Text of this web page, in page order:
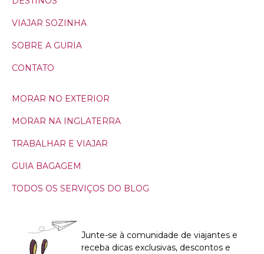
VIAJAR SOZINHA
SOBRE A GURIA
CONTATO
MORAR NO EXTERIOR
MORAR NA INGLATERRA
TRABALHAR E VIAJAR
GUIA BAGAGEM
TODOS OS SERVIÇOS DO BLOG
Junte-se à comunidade de viajantes e
receba dicas exclusivas, descontos e